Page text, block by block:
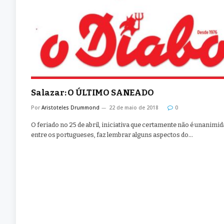
Salazar: O ÚLTIMO SANEADO
Por Aristoteles Drummond 22 de maio de 2018 0
O feriado no 25 de abril, iniciativa que certamente não é
entre os portugueses, faz lembrar alguns aspectos do…